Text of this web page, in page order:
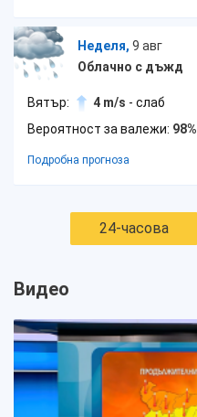
Неделя, 9 авг
Облачно с дъжд
Вятър: 4 m/s - слаб
Вероятност за валежи: 98%
Подробна прогноза
24-часова
Видео